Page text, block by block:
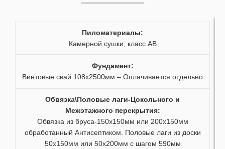
11
12
13
14
15
29
31
32
33
13
15
16
17
Пиломатериалы:
Камерной сушки, класс АВ
Фундамент:
Винтовые свай 108х2500мм – Оплачивается отдельно
Обвязка\Половые лаги-Цокольного и
Межэтажного перекрытия:
Обвязка из бруса-150х150мм или 200х150мм
обработанный Антисептиком. Половые лаги из доски
50х150мм или 50х200мм с шагом 590мм